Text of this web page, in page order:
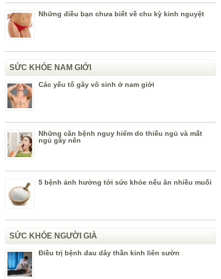
Những điều bạn chưa biết về chu kỳ kinh nguyệt
SỨC KHỎE NAM GIỚI
Các yếu tố gây vô sinh ở nam giới
Những căn bệnh nguy hiểm do thiếu ngủ và mất
ngủ gây nên
5 bệnh ảnh hưởng tới sức khỏe nếu ăn nhiều muối
SỨC KHỎE NGƯỜI GIÀ
Điều trị bệnh đau dây thần kinh liên sườn